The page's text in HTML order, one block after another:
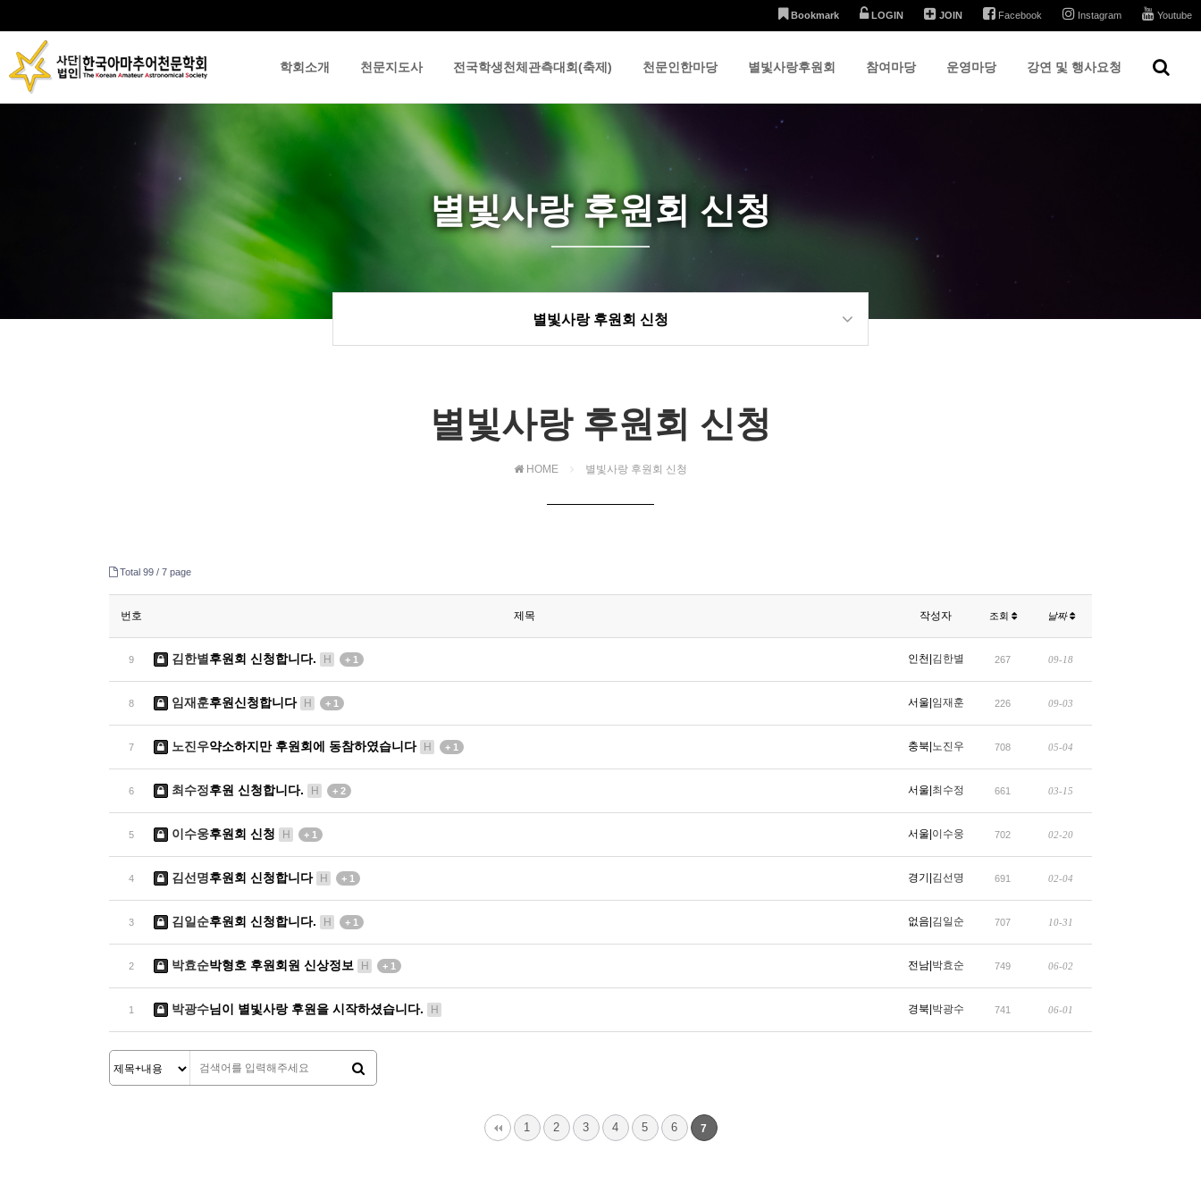
Bookmark LOGIN JOIN Facebook Instagram Youtube
학회소개 천문지도사 전국학생천체관측대회(축제) 천문인한마당 별빛사랑후원회 참여마당
하위분류
운영마당
하위분류
강연 및 행사요청
별빛사랑 후원회 신청
별빛사랑 후원회 신청
별빛사랑 후원회 신청
HOME 별빛사랑 후원회 신청
Total 99 / 7 page
번호 제목 작성자 조회 날짜
9 김한별 후원회 신청합니다. H + 1 인천| 김한별 267 09-18
8 임재훈후원신청합니다 H + 1 서울| 임재훈 226 09-03
7 노진우약소하지만 후원회에 동참하였습니다 H + 1 충북| 노진우 708 05-04
6 최수정후원 신청합니다. H + 2 서울| 최수정 661 03-15
5 이수웅후원회 신청 H + 1 서울| 이수웅 702 02-20
4 김선명후원회 신청합니다 H + 1 경기| 김선명 691 02-04
3 김일순후원회 신청합니다. H + 1 없음| 김일순 707 10-31
2 박효순박형호 후원회원 신상정보 H + 1 전남| 박효순 749 06-02
1 박광수님이 별빛사랑 후원을 시작하셨습니다. H 경북| 박광수 741 06-01
1 2 3 4 5 6 7